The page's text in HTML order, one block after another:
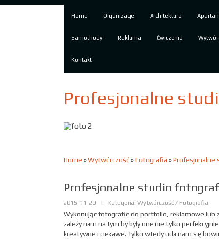
Home Organizacje Architektura
Samochody Reklama Ćwiczenia
Kontakt
Profesjonalne
Home »Wytwórczość »Fotografia »Profesjonalne
Profesjonalne studio
2015-11-20 | Kategoria: Wytwórczość / Fotografia
Wykonując fotografie do portfolio, reklamowe lub
zależy nam na tym by były one nie tylko
kreatywne i ciekawe. Tylko wtedy uda nam się